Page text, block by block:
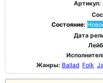
Артикул:
Состояние:
Дата
Жанры: Ballad Folk